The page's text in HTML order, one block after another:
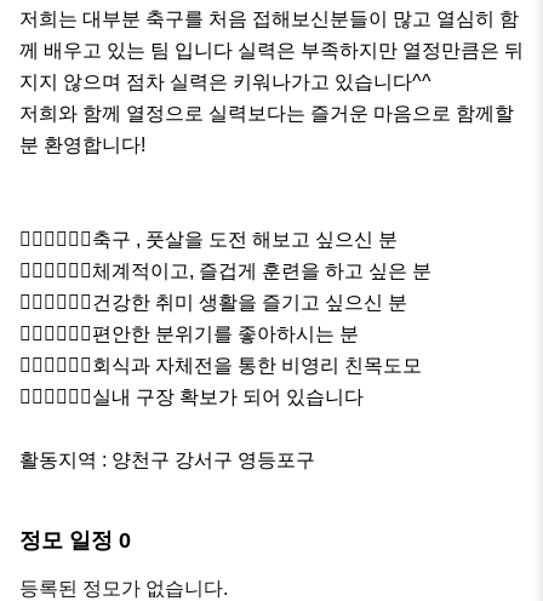
저희는 대부분 축구를 처음 접해보신분들이 많고 열심히 함
께 배우고 있는 팀 입니다 실력은 부족하지만 열정만큼은 뒤
지지 않으며 점차 실력은 키워나가고 있습니다^^
저희와 함께 열정으로 실력보다는 즐거운 마음으로 함께할
분 환영합니다!
🏃🏻‍♂️🏃🏻‍♀️축구 , 풋살을 도전 해보고 싶으신 분
🏃🏻‍♂️🏃🏻‍♀️체계적이고, 즐겁게 훈련을 하고 싶은 분
🏃🏻‍♂️🏃🏻‍♀️건강한 취미 생활을 즐기고 싶으신 분
🏃🏻‍♂️🏃🏻‍♀️편안한 분위기를 좋아하시는 분
🏃🏻‍♂️🏃🏻‍♀️회식과 자체전을 통한 비영리 친목도모
🏃🏻‍♂️🏃🏻‍♀️실내 구장 확보가 되어 있습니다
활동지역 : 양천구 강서구 영등포구
정모 일정 0
등록된 정모가 없습니다.